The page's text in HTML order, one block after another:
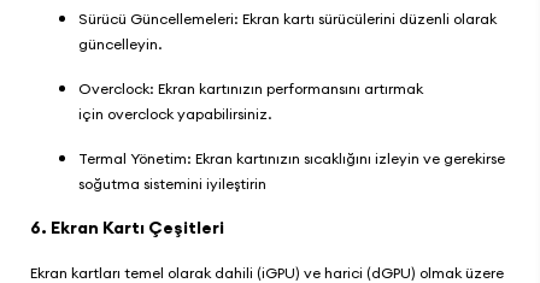
Sürücü Güncellemeleri: Ekran kartı sürücülerini düzenli olarak
güncelleyin.
Overclock: Ekran kartınızın performansını artırmak
için overclock yapabilirsiniz.
Termal Yönetim: Ekran kartınızın sıcaklığını izleyin ve gerekirse
soğutma sistemini iyileştirin
6. Ekran Kartı Çeşitleri
Ekran kartları temel olarak dahili (iGPU) ve harici (dGPU) olmak üzere